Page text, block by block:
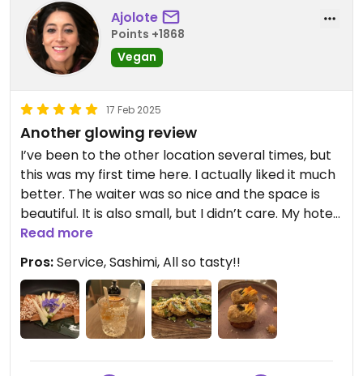
Ajolote
Points +1868
Vegan
17 Feb 2025
Another glowing review
I’ve been to the other location several times, but
this was my first time here. I actually liked it much
better. The waiter was so nice and the space is
beautiful. It is also small, but I didn’t care. My hotel
was right around the corner and I just walked
was incredible, so much better than eating fish – it
does not stink! ￼The crispy rice with crab and the
New Delhi roll were decadent.
Read more
Pros:Service, Sashimi, All so tasty!!